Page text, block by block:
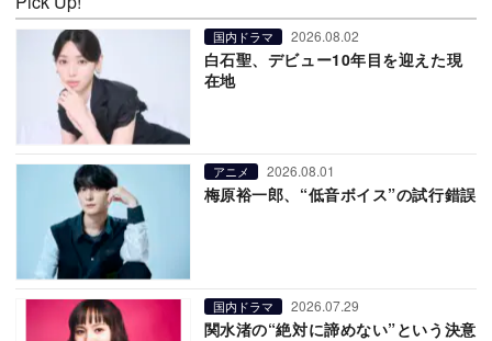
国内ドラマ 2026.08.02
白石聖、デビュー10年目を迎えた現
在地
アニメ 2026.08.01
梅原裕一郎、“低音ボイス”の試行錯誤
国内ドラマ 2026.07.29
関水渚の“絶対に諦めない”という決意